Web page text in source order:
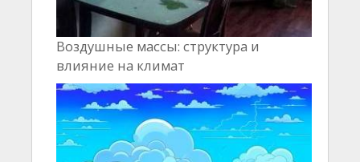
Воздушные массы: структура и
влияние на климат